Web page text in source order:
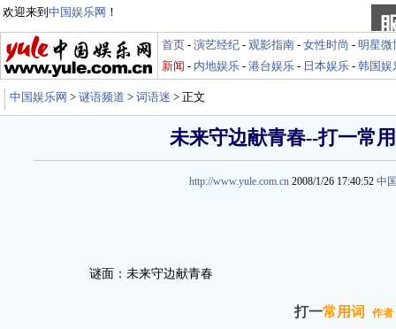
欢迎来到 中国娱乐网 ！
首页 - 演艺经纪 - 观影指南 - 女性时尚 - 明星微
新闻 - 内地娱乐 - 港台娱乐 - 日本娱乐 - 韩国娱
中国娱乐网 > 谜语频道 > 词语迷 > 正文
未来守边献青春--打一常
http://www.yule.com.cn 2008/1/26 17:40:52 中
谜面：未来守边献青春
打一常用词 作者